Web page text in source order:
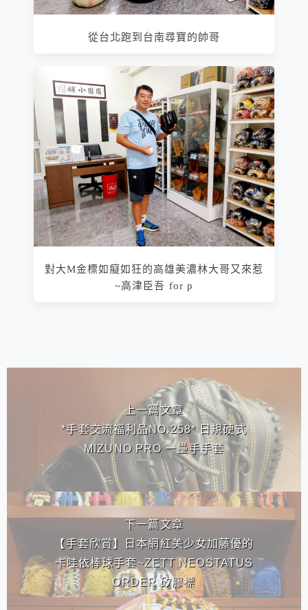
從台北跑到台南尋寶的帥哥
對大M金標如癡如狂的高雄美濃林大哥又來惹
~高津臣吾 for p
上一篇文章
*手套交流福利品NO.258* 日規硬式
MIZUNO PRO 一壘手手套
下一篇文章
【手套欣賞】日本網紅美少女加藤優的
卡哇依棒球手套~ZETT NEOSTATUS
ORDER 矽膠標